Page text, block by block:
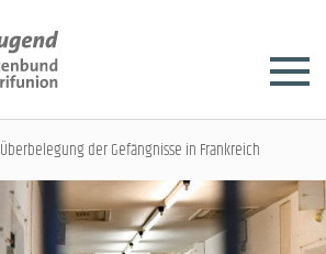
Überbelegung der Gefängnisse in Frankreich